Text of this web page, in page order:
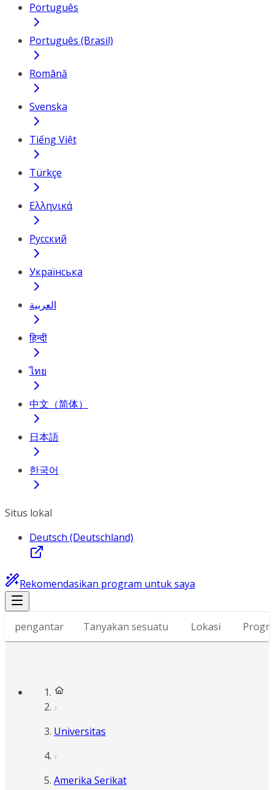
Português
Português (Brasil)
Română
Svenska
Tiếng Việt
Türkçe
Ελληνικά
Русский
Українська
العربية
हिन्दी
ไทย
中文（简体）
日本語
한국어
Situs lokal
Deutsch (Deutschland)
Rekomendasikan program untuk saya
pengantar Tanyakan sesuatu Lokasi
Universitas
Amerika Serikat